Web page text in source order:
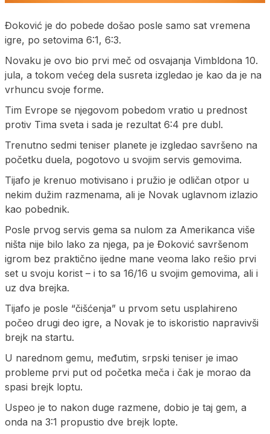
Đoković je do pobede došao posle samo sat vremena
igre, po setovima 6:1, 6:3.
Novaku je ovo bio prvi meč od osvajanja Vimbldona 10.
jula, a tokom većeg dela susreta izgledao je kao da je na
vrhuncu svoje forme.
Tim Evrope se njegovom pobedom vratio u prednost
protiv Tima sveta i sada je rezultat 6:4 pre dubl.
Trenutno sedmi teniser planete je izgledao savršeno na
početku duela, pogotovo u svojim servis gemovima.
Tijafo je krenuo motivisano i pružio je odličan otpor u
nekim dužim razmenama, ali je Novak uglavnom izlazio
kao pobednik.
Posle prvog servis gema sa nulom za Amerikanca više
ništa nije bilo lako za njega, pa je Đoković savršenom
igrom bez praktično ijedne mane veoma lako rešio prvi
set u svoju korist – i to sa 16/16 u svojim gemovima, ali i
uz dva brejka.
Tijafo je posle “čišćenja” u prvom setu usplahireno
počeo drugi deo igre, a Novak je to iskoristio napravivši
brejk na startu.
U narednom gemu, međutim, srpski teniser je imao
probleme prvi put od početka meča i čak je morao da
spasi brejk loptu.
Uspeo je to nakon duge razmene, dobio je taj gem, a
onda na 3:1 propustio dve brejk lopte.